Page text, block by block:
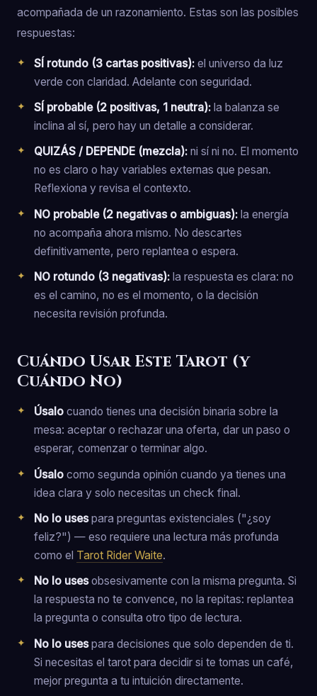
acompañada de un razonamiento. Estas son las posibles
respuestas:
SÍ rotundo (3 cartas positivas): el universo da luz
verde con claridad. Adelante con seguridad.
SÍ probable (2 positivas, 1 neutra): la balanza se
inclina al sí, pero hay un detalle a considerar.
QUIZÁS / DEPENDE (mezcla): ni sí ni no. El momento
no es claro o hay variables externas que pesan.
Reflexiona y revisa el contexto.
NO probable (2 negativas o ambiguas): la energía
no acompaña ahora mismo. No descartes
definitivamente, pero replantea o espera.
NO rotundo (3 negativas): la respuesta es clara: no
es el camino, no es el momento, o la decisión
necesita revisión profunda.
Cuándo Usar Este Tarot (y
Cuándo No)
Úsalo cuando tienes una decisión binaria sobre la
mesa: aceptar o rechazar una oferta, dar un paso o
esperar, comenzar o terminar algo.
Úsalo como segunda opinión cuando ya tienes una
idea clara y solo necesitas un check final.
No lo usespara preguntas existenciales ("¿soy
feliz?") — eso requiere una lectura más profunda
como el Tarot Rider Waite.
No lo usesobsesivamente con la misma pregunta. Si
la respuesta no te convence, no la repitas: replantea
la pregunta o consulta otro tipo de lectura.
No lo usespara decisiones que solo dependen de ti.
Si necesitas el tarot para decidir si te tomas un café,
mejor pregunta a tu intuición directamente.